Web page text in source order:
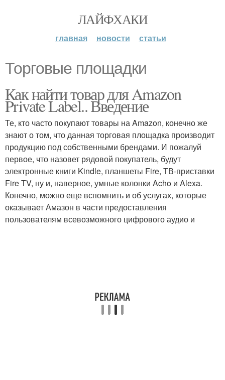
ЛАЙФХАКИ
главная новости статьи
Торговые площадки
Как найти товар для Amazon
Private Label.. Введение
Те, кто часто покупают товары на Amazon, конечно же
знают о том, что данная торговая площадка производит
продукцию под собственными брендами. И пожалуй
первое, что назовет рядовой покупатель, будут
электронные книги Kindle, планшеты Fire, ТВ-приставки
Fire TV, ну и, наверное, умные колонки Acho и Alexa.
Конечно, можно еще вспомнить и об услугах, которые
оказывает Амазон в части предоставления
пользователям всевозможного цифрового аудио и